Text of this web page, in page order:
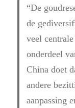
“De
de
veel
onderdeel
China doet
andere
aanpassing